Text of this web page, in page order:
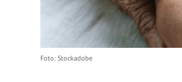
Foto: Stockadobe